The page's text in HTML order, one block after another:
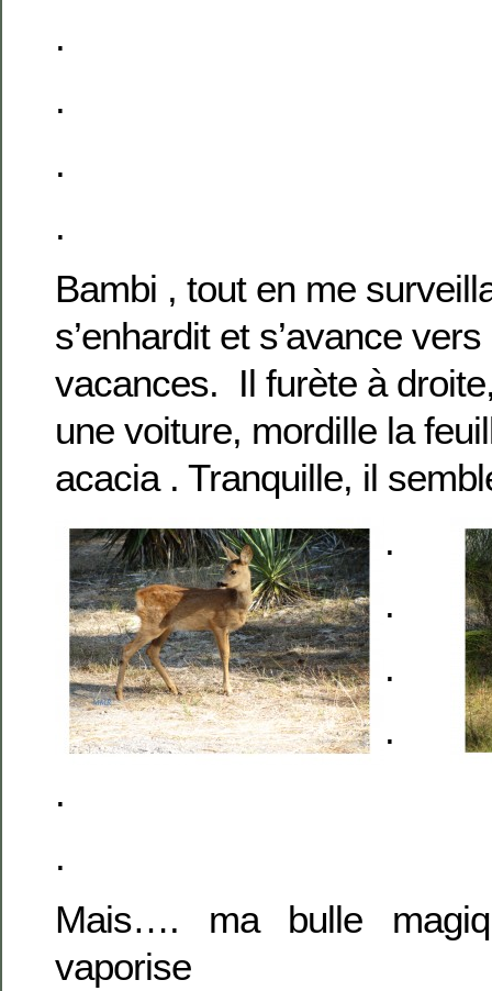
.
.
.
.
Bambi , tout en me
s’enhardit et s’avance
vacances. Il furète à
une voiture, mordille la
acacia . Tranquille, il
.
.
.
.
.
.
Mais…. ma bulle
vaporise